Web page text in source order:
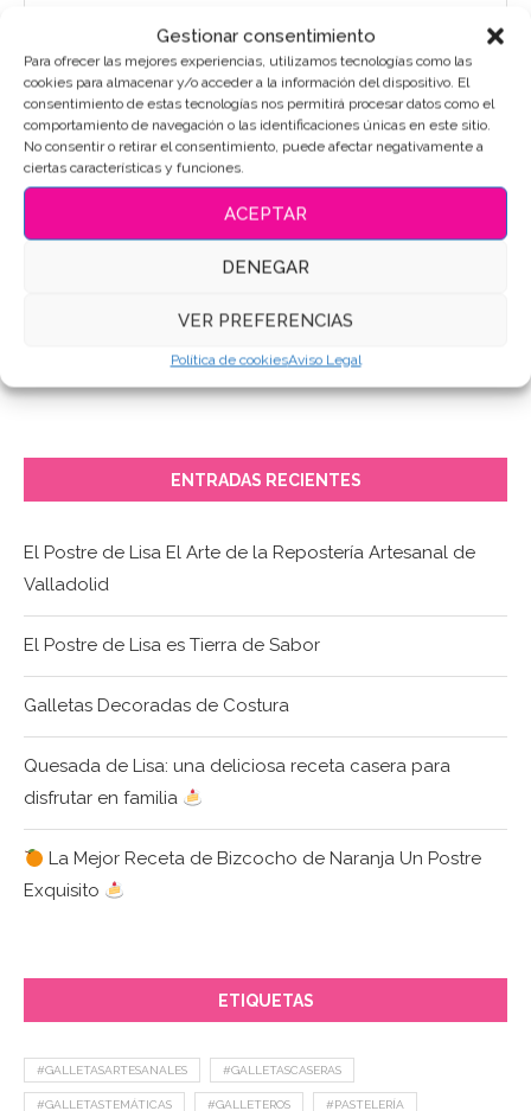
Gestionar consentimiento
Para ofrecer las mejores experiencias, utilizamos tecnologías como las
cookies para almacenar y/o acceder a la información del dispositivo. El
consentimiento de estas tecnologías nos permitirá procesar datos como el
comportamiento de navegación o las identificaciones únicas en este sitio.
No consentir o retirar el consentimiento, puede afectar negativamente a
ciertas características y funciones.
ACEPTAR
DENEGAR
VER PREFERENCIAS
Política de cookiesAviso Legal
ENTRADAS RECIENTES
El Postre de Lisa El Arte de la Repostería Artesanal de
Valladolid
El Postre de Lisa es Tierra de Sabor
Galletas Decoradas de Costura
Quesada de Lisa: una deliciosa receta casera para
disfrutar en familia
La Mejor Receta de Bizcocho de Naranja Un Postre
Exquisito
ETIQUETAS
#GALLETASARTESANALES #GALLETASCASERAS
#GALLETASTEMÁTICAS #GALLETEROS #PASTELERÍA